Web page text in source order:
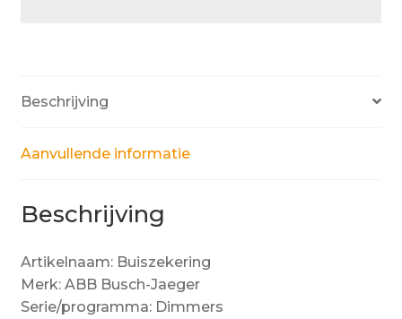
Winkelmand
Beschrijving
Aanvullende informatie
Beschrijving
Artikelnaam: Buiszekering
Merk: ABB Busch-Jaeger
Serie/programma: Dimmers